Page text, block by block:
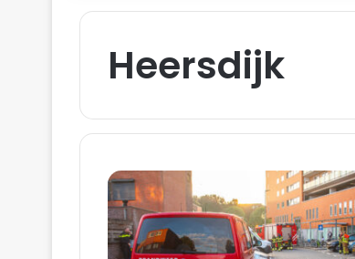
Heersdijk